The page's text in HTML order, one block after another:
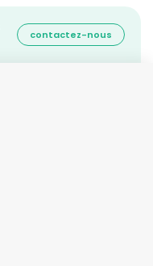
contactez-nous